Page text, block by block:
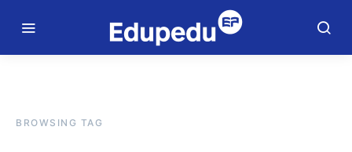
BROWSING TAG